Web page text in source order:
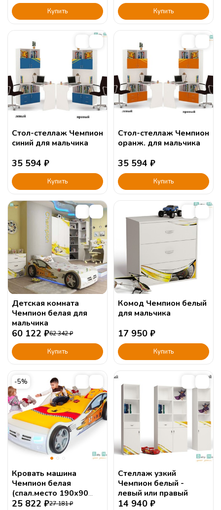
Купить Купить
Стол-стеллаж Чемпион
синий для мальчика
35 594 ₽
Купить
Стол-стеллаж Чемпион
оранж. для мальчика
35 594 ₽
Купить
Детская комната
Чемпион белая для
мальчика
60 122 ₽62 342₽
Купить
Комод Чемпион белый
для мальчика
17 950 ₽
Купить
-5%
Кровать машина
Чемпион белая
(спал.место 190х90
или 160х90см)
25 822 ₽27 181₽
Стеллаж узкий
Чемпион белый -
левый или правый
14 940 ₽